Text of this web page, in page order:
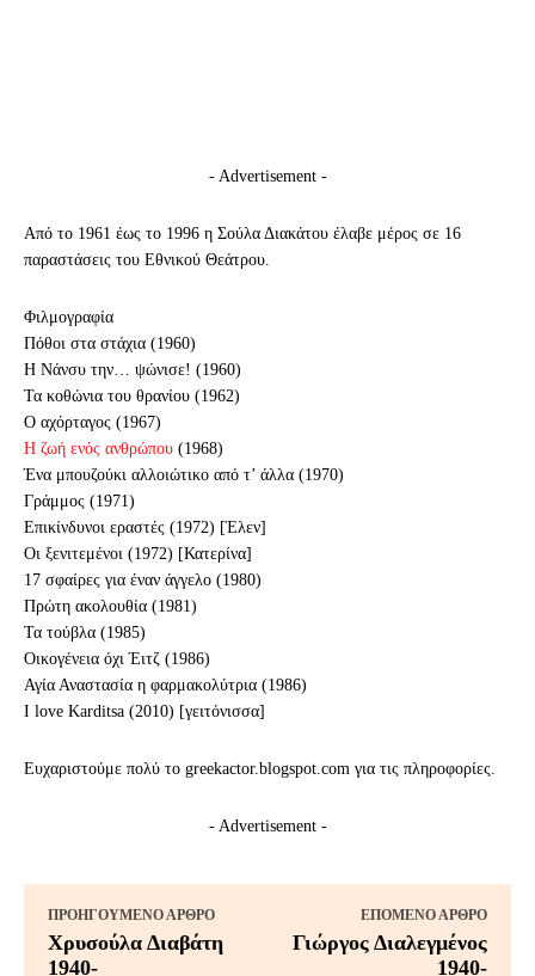
- Advertisement -
Από το 1961 έως το 1996 η Σούλα Διακάτου έλαβε μέρος σε 16
παραστάσεις του Εθνικού Θεάτρου.
Φιλμογραφία
Πόθοι στα στάχια (1960)
Η Νάνσυ την… ψώνισε! (1960)
Τα κοθώνια του θρανίου (1962)
Ο αχόρταγος (1967)
Η ζωή ενός ανθρώπου (1968)
Ένα μπουζούκι αλλοιώτικο από τ’ άλλα (1970)
Γράμμος (1971)
Επικίνδυνοι εραστές (1972) [Έλεν]
Οι ξενιτεμένοι (1972) [Κατερίνα]
17 σφαίρες για έναν άγγελο (1980)
Πρώτη ακολουθία (1981)
Τα τούβλα (1985)
Οικογένεια όχι Έιτζ (1986)
Αγία Αναστασία η φαρμακολύτρια (1986)
I love Karditsa (2010) [γειτόνισσα]
Ευχαριστούμε πολύ το greekactor.blogspot.com για τις πληροφορίες.
- Advertisement -
ΠΡΟΗΓΟΎΜΕΝΟ ΆΡΘΡΟ
Χρυσούλα Διαβάτη
1940-
ΕΠΌΜΕΝΟ ΆΡΘΡΟ
Γιώργος Διαλεγμένος
1940-